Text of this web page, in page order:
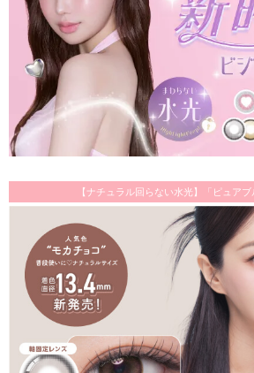
【ナチュラル回らない水光】「ピュアブ